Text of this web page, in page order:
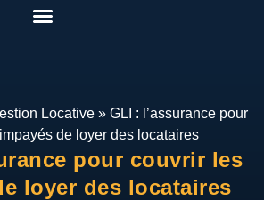
Locative» GLI : l’assurance pour
de loyer des locataires
pour couvrir les
loyer des locataires